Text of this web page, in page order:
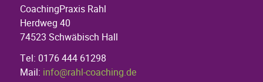
CoachingPraxis Rahl
Herdweg 40
74523 Schwäbisch Hall
Tel: 0176 444 61298
Mail: info@rahl-coaching.de